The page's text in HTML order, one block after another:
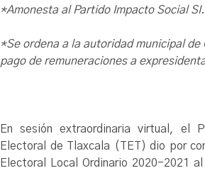
*Amonesta al Partido Impacto Social SI.
*Se ordena a la autoridad municipal de
pago de remuneraciones a
En sesión extraordinaria virtual, el
Electoral de Tlaxcala (TET) dio por
Electoral Local Ordinario 2020-2021